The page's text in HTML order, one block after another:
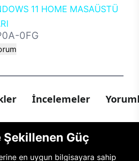
11 HOME MASAÜSTÜ
0FG
İncelemeler
Güç
en uygun bilgisayara sahip